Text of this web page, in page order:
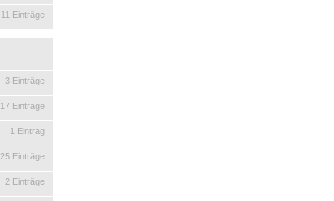
11 Einträge
3 Einträge
17 Einträge
1 Eintrag
25 Einträge
2 Einträge